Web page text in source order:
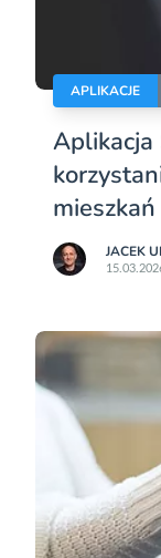
APLIKACJE
mieszkań
JACEK